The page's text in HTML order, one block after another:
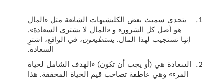
يتحدى سميث بعض الكليشيهات الشائعة مثل «المال
هو أصل كل الشرور» و «المال لا يشتري السعادة».
إنها تستجيب لهذا المال. يستطيعون، في الواقع، اشترِ
السعادة.
السعادة هي (أو يجب أن تكون) «الهدف الشامل لحياة
المرء» وهي عاطفة تصاحب قيم الحياة المحققة. هذا